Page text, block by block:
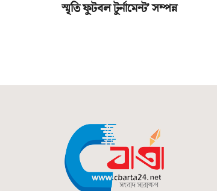
স্মৃতি ফুটবল টুর্নামেন্ট’ সম্পন্ন